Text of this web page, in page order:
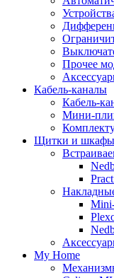
Прочее
Кабель-каналы
Кабель-
Мини-
Щитки и шкафы
My Home